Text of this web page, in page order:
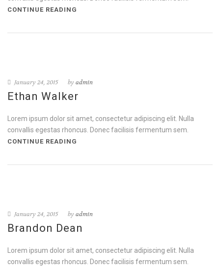
CONTINUE READING
January 24, 2015 by admin
Ethan Walker
Lorem ipsum dolor sit amet, consectetur adipiscing elit. Nulla
convallis egestas rhoncus. Donec facilisis fermentum sem.
CONTINUE READING
January 24, 2015 by admin
Brandon Dean
Lorem ipsum dolor sit amet, consectetur adipiscing elit. Nulla
convallis egestas rhoncus. Donec facilisis fermentum sem.